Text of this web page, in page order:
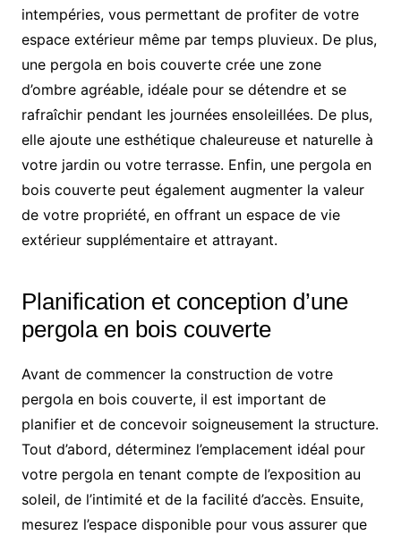
intempéries, vous permettant de profiter de votre
espace extérieur même par temps pluvieux. De plus,
une pergola en bois couverte crée une zone
d’ombre agréable, idéale pour se détendre et se
rafraîchir pendant les journées ensoleillées. De plus,
elle ajoute une esthétique chaleureuse et naturelle à
votre jardin ou votre terrasse. Enfin, une pergola en
bois couverte peut également augmenter la valeur
de votre propriété, en offrant un espace de vie
extérieur supplémentaire et attrayant.
Planification et conception d’une
pergola en bois couverte
Avant de commencer la construction de votre
pergola en bois couverte, il est important de
planifier et de concevoir soigneusement la structure.
Tout d’abord, déterminez l’emplacement idéal pour
votre pergola en tenant compte de l’exposition au
soleil, de l’intimité et de la facilité d’accès. Ensuite,
mesurez l’espace disponible pour vous assurer que